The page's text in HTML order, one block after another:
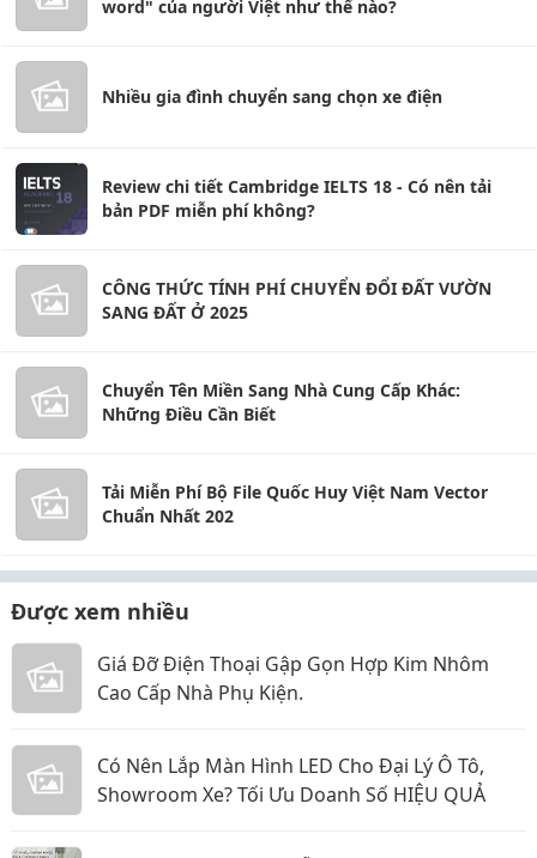
word" của người Việt như thế nào?
Nhiều gia đình chuyển sang chọn xe điện
Review chi tiết Cambridge IELTS 18 - Có nên tải
bản PDF miễn phí không?
CÔNG THỨC TÍNH PHÍ CHUYỂN ĐỔI ĐẤT VƯỜN
SANG ĐẤT Ở 2025
Chuyển Tên Miền Sang Nhà Cung Cấp Khác:
Những Điều Cần Biết
Tải Miễn Phí Bộ File Quốc Huy Việt Nam Vector
Chuẩn Nhất 202
Được xem nhiều
Giá Đỡ Điện Thoại Gập Gọn Hợp Kim Nhôm
Cao Cấp Nhà Phụ Kiện.
Có Nên Lắp Màn Hình LED Cho Đại Lý Ô Tô,
Showroom Xe? Tối Ưu Doanh Số HIỆU QUẢ